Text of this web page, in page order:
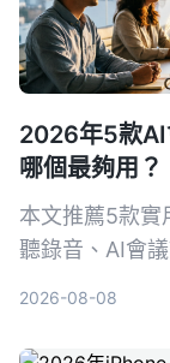
2026年5款AI
哪個最夠用？
本文推薦5款
聽錄音、AI會
2026-08-08